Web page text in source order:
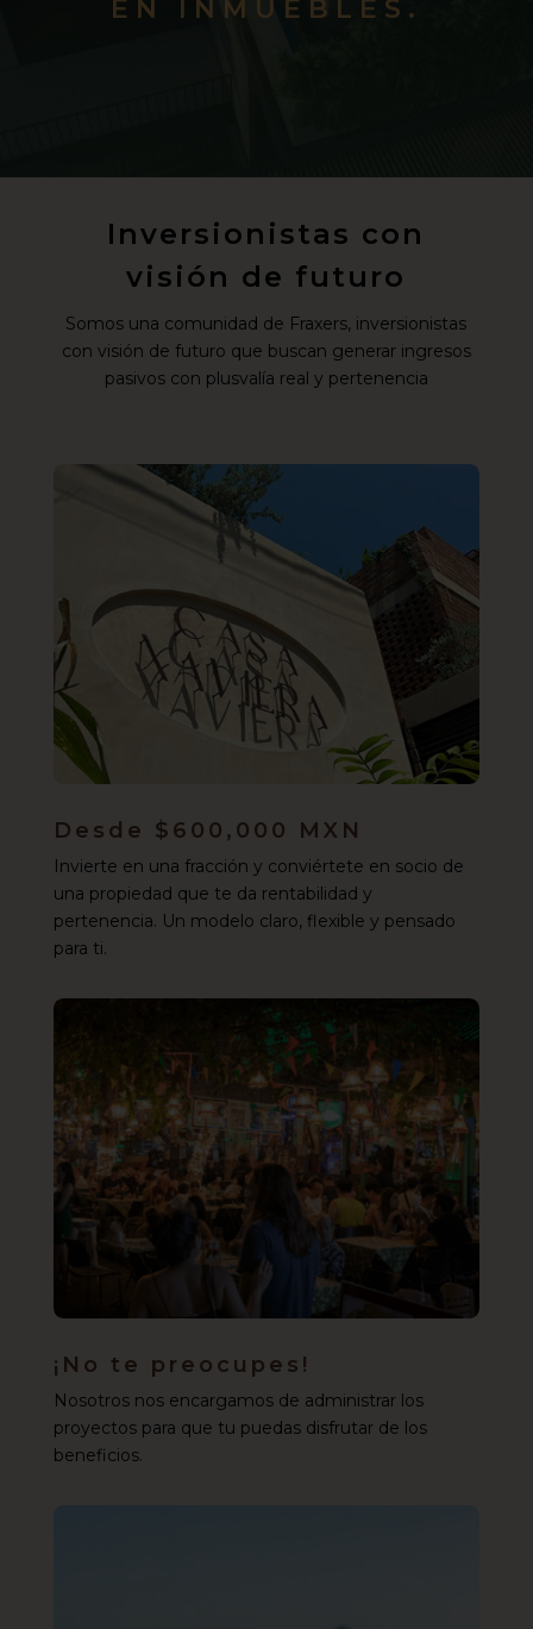
EN INMUEBLES.
Inversionistas con
visión de futuro
Somos una comunidad de Fraxers, inversionistas
con visión de futuro que buscan generar ingresos
pasivos con plusvalía real y pertenencia
Desde $600,000 MXN
Invierte en una fracción y conviértete en socio de
una propiedad que te da rentabilidad y
pertenencia. Un modelo claro, flexible y pensado
para ti.
¡No te preocupes!
Nosotros nos encargamos de administrar los
proyectos para que tu puedas disfrutar de los
beneficios.